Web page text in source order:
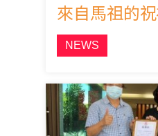
來自馬祖的
NEWS